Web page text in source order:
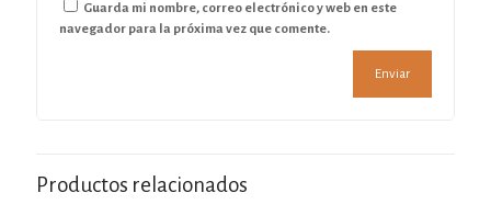
Guarda mi nombre, correo electrónico y web en este
navegador para la próxima vez que comente.
Productos relacionados